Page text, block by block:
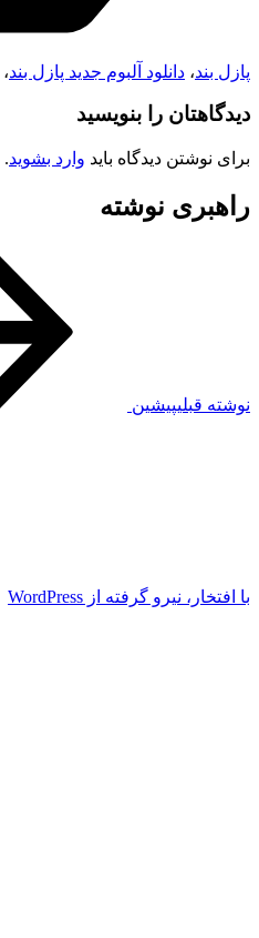
پازل بند، دانلود آلبوم جدید پازل بند،
دیدگاهتان را بنویسید
برای نوشتن دیدگاه باید وارد بشوید.
راهبری نوشته
نوشته قبلیپیشین
با افتخار، نیرو گرفته از WordPress